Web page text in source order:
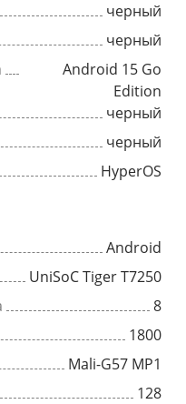
черный
черный
Android 15 Go
Edition
черный
черный
HyperOS
Android
UniSoC Tiger T7250
8
1800
Mali-G57 MP1
128